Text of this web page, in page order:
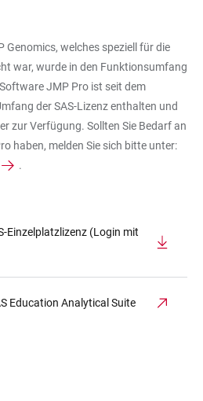
Genomics, welches speziell für die
war, wurde in den Funktionsumfang
JMP Pro ist seit dem
der SAS-Lizenz enthalten und
zur Verfügung. Sollten Sie Bedarf an
haben, melden Sie sich bitte unter:
.
Einzelplatzlizenz (Login mit
Education Analytical Suite